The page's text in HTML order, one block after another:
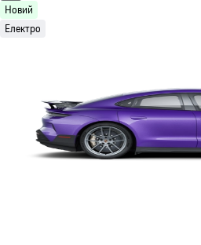
Новий
Електро